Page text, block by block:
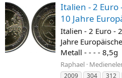
Italien - 2 Euro
10 Jahre
Italien - 2 Euro -
Jahre
Metall - - - - 8,5g
Raphael
2009
304 312